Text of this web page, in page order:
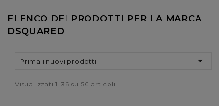
ELENCO DEI PRODOTTI PER LA MARCA
DSQUARED
Prima i nuovi prodotti 
Visualizzati 1-36 su 50 articoli